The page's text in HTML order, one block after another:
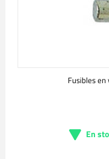
Fusibles
En